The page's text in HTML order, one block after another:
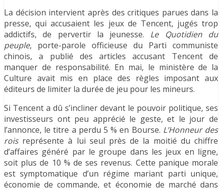
La décision intervient après des critiques parues dans la
presse, qui accusaient les jeux de Tencent, jugés trop
addictifs, de pervertir la jeunesse. Le Quotidien du
peuple, porte-parole officieuse du Parti communiste
chinois, a publié des articles accusant Tencent de
manquer de responsabilité. En mai, le ministère de la
Culture avait mis en place des règles imposant aux
éditeurs de limiter la durée de jeu pour les mineurs.
Si Tencent a dû s’incliner devant le pouvoir politique, ses
investisseurs ont peu apprécié le geste, et le jour de
l’annonce, le titre a perdu 5 % en Bourse. L’Honneur des
roisreprésente à lui seul près de la moitié du chiffre
d’affaires généré par le groupe dans les jeux en ligne,
soit plus de 10 % de ses revenus. Cette panique morale
est symptomatique d’un régime mariant parti unique,
économie de commande, et économie de marché dans